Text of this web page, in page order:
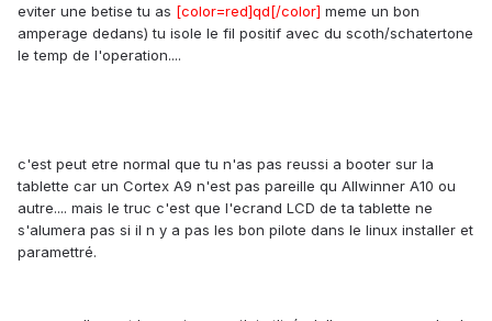
eviter une betise tu as [color=red]qd[/color] meme un bon
amperage dedans) tu isole le fil positif avec du scoth/schatertone
le temp de l'operation....
c'est peut etre normal que tu n'as pas reussi a booter sur la
tablette car un Cortex A9 n'est pas pareille qu Allwinner A10 ou
autre.... mais le truc c'est que l'ecrand LCD de ta tablette ne
s'alumera pas si il n y a pas les bon pilote dans le linux installer et
paramettré.